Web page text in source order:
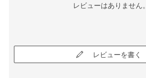
レビューはありません。
レビューを書く